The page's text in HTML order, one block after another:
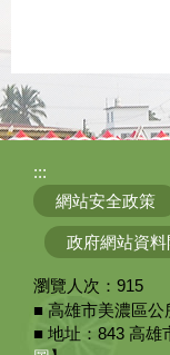
:::
網站安全政策
政府網站資
瀏覽人次： 915
■ 高雄市美濃區公
■ 地址：843 高雄